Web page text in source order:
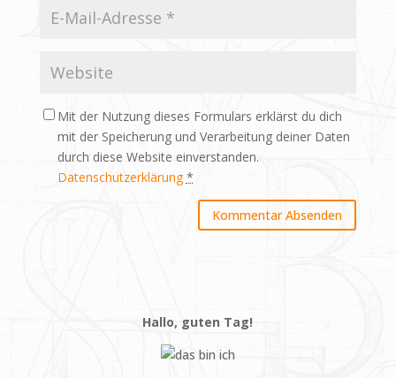
Mit der Nutzung dieses Formulars erklärst du dich
mit der Speicherung und Verarbeitung deiner Daten
durch diese Website einverstanden.
Datenschutzerklärung *
Hallo, guten Tag!